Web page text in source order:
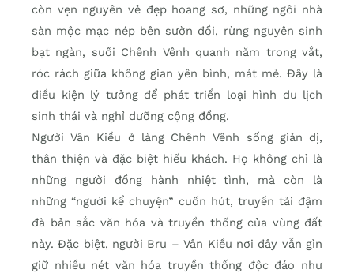
còn vẹn nguyên vẻ đẹp hoang sơ, những ngôi nhà
sàn mộc mạc nép bên sườn đồi, rừng nguyên sinh
bạt ngàn, suối Chênh Vênh quanh năm trong vắt,
róc rách giữa không gian yên bình, mát mẻ. Đây là
điều kiện lý tưởng để phát triển loại hình du lịch
sinh thái và nghỉ dưỡng cộng đồng.
Người Vân Kiều ở làng Chênh Vênh sống giản dị,
thân thiện và đặc biệt hiếu khách. Họ không chỉ là
những người đồng hành nhiệt tình, mà còn là
những “người kể chuyện” cuốn hút, truyền tải đậm
đà bản sắc văn hóa và truyền thống của vùng đất
này. Đặc biệt, người Bru – Vân Kiều nơi đây vẫn gìn
giữ nhiều nét văn hóa truyền thống độc đáo như